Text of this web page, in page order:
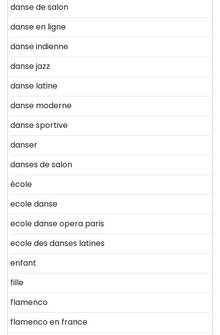
danse de salon
danse en ligne
danse indienne
danse jazz
danse latine
danse moderne
danse sportive
danser
danses de salon
école
ecole danse
ecole danse opera paris
ecole des danses latines
enfant
fille
flamenco
flamenco en france